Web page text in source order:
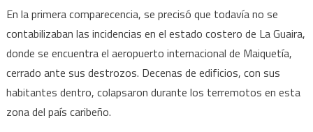
En la primera comparecencia, se precisó que todavía no se
contabilizaban las incidencias en el estado costero de La Guaira,
donde se encuentra el aeropuerto internacional de Maiquetía,
cerrado ante sus destrozos. Decenas de edificios, con sus
habitantes dentro, colapsaron durante los terremotos en esta
zona del país caribeño.